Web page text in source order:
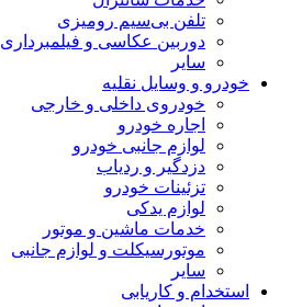
تلفن بی‌سیم رومیزی
دوربین عکاسی و فیلمبرداری
سایر
خودرو و وسایل نقلیه
خودروی داخلی و خارجی
اجاره خودرو
لوازم جانبی خودرو
دزدگیر و ردیاب
تزئینات خودرو
لوازم یدکی
خدمات ماشین و موتور
موتورسیکلت و لوازم جانبی
سایر
استخدام و کاریابی